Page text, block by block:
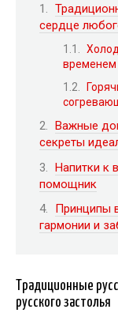
сердце
временем
Важные
секреты
Напитки к
помощник
Принципы
гармонии и
Традиционные
русского застолья